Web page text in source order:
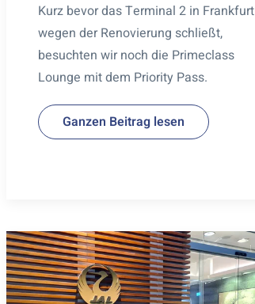
Kurz bevor das Terminal 2 in Frankfurt
wegen der Renovierung schließt,
besuchten wir noch die Primeclass
Lounge mit dem Priority Pass.
Ganzen Beitrag lesen